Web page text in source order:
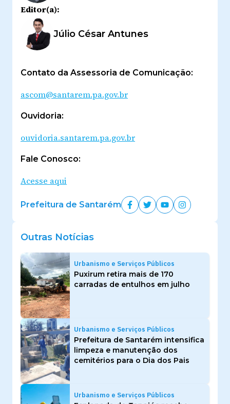
Editor(a):
Júlio César Antunes
Contato da Assessoria de Comunicação:
ascom@santarem.pa.gov.br
Ouvidoria:
ouvidoria.santarem.pa.gov.br
Fale Conosco:
Acesse aqui
Prefeitura de Santarém
Outras Notícias
Urbanismo e Serviços Públicos
Puxirum retira mais de 170
carradas de entulhos em julho
Urbanismo e Serviços Públicos
Prefeitura de Santarém intensifica
limpeza e manutenção dos
cemitérios para o Dia dos Pais
Urbanismo e Serviços Públicos